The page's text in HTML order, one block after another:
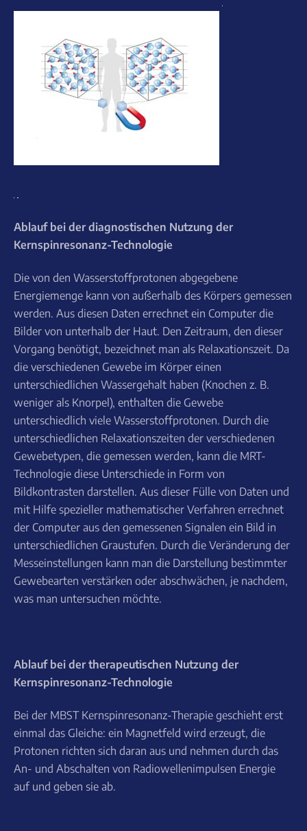
Ablauf bei der diagnostischen Nutzung der
Kernspinresonanz-Technologie
Die von den Wasserstoffprotonen abgegebene
Energiemenge kann von außerhalb des Körpers gemessen
werden. Aus diesen Daten errechnet ein Computer die
Bilder von unterhalb der Haut. Den Zeitraum, den dieser
Vorgang benötigt, bezeichnet man als Relaxationszeit. Da
die verschiedenen Gewebe im Körper einen
unterschiedlichen Wassergehalt haben (Knochen z. B.
weniger als Knorpel), enthalten die Gewebe
unterschiedlich viele Wasserstoffprotonen. Durch die
unterschiedlichen Relaxationszeiten der verschiedenen
Gewebetypen, die gemessen werden, kann die MRT-
Technologie diese Unterschiede in Form von
Bildkontrasten darstellen. Aus dieser Fülle von Daten und
mit Hilfe spezieller mathematischer Verfahren errechnet
der Computer aus den gemessenen Signalen ein Bild in
unterschiedlichen Graustufen. Durch die Veränderung der
Messeinstellungen kann man die Darstellung bestimmter
Gewebearten verstärken oder abschwächen, je nachdem,
was man untersuchen möchte.
Ablauf bei der therapeutischen Nutzung der
Kernspinresonanz-Technologie
Bei der MBST Kernspinresonanz-Therapie geschieht erst
einmal das Gleiche: ein Magnetfeld wird erzeugt, die
Protonen richten sich daran aus und nehmen durch das
An- und Abschalten von Radiowellenimpulsen Energie
auf und geben sie ab.